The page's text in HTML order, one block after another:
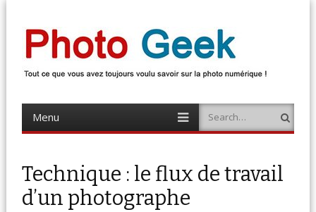
Photo Geek
Menu
content
Search
Technique : le flux de travail
d’un photographe